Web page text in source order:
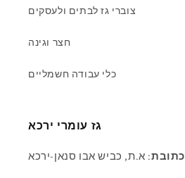
צוברי גז לבתים ולעסקים
חצר וגינה
כלי עבודה חשמליים
גז עומרי ירכא
כתובת: א.ת, כביש אבו סנאן-ירכא